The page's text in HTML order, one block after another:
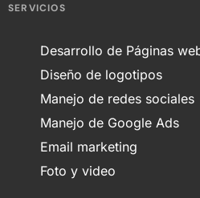
SERVICIOS
Desarrollo de Páginas
Diseño de logotipos
Manejo de redes sociales
Manejo de Google Ads
Email marketing
Foto y video